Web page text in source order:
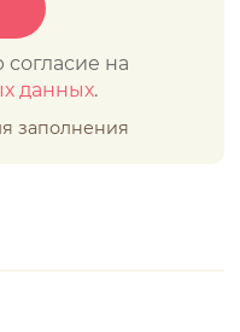
на
данных.
заполнения